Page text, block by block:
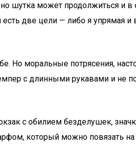
шутка может продолжиться и
две цели — либо я упрямая
Но моральные потрясения,
с длинными рукавами и не
с обилием безделушек,
который можно повязать